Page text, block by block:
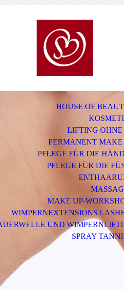
HOUSE OF
LIFTING OHNE
PERMANENT MAKE
PFLEGE FÜR DIE
PFLEGE FÜR DIE
MAKE UP-
WIMPERNEXTENSIONS
UND
SPRAY